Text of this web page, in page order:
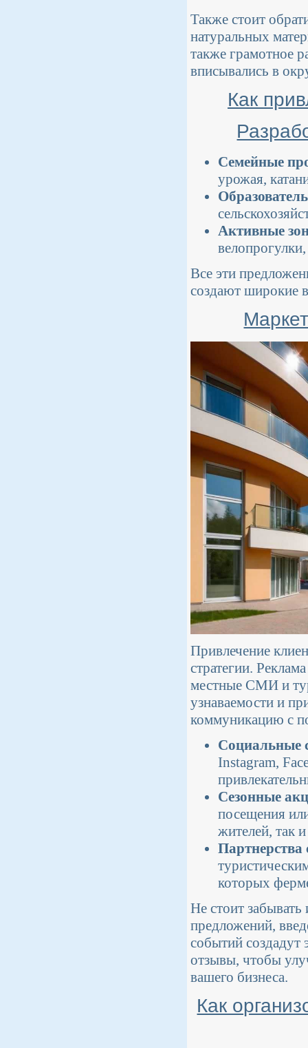
Также стоит
натуральных
также грамотное
вписывались в
Как
Семейные
урожая,
Активные
Все эти
создают широкие
Привлечение
стратегии.
местные СМИ и
узнаваемости и
коммуникацию с
Социальные
Instagram,
Сезонные
посещения
жителей, так
Партнерства
которых
Не стоит
предложений,
событий
отзывы, чтобы
вашего бизнеса.
Как